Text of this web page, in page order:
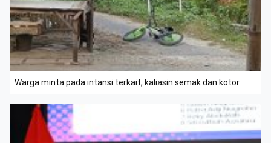
Warga minta pada intansi terkait, kaliasin semak dan kotor.